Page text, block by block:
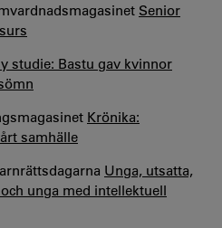
Senior
studie: Bastu gav kvinnor
Krönika:
samhälle
Unga, utsatta,
unga med intellektuell